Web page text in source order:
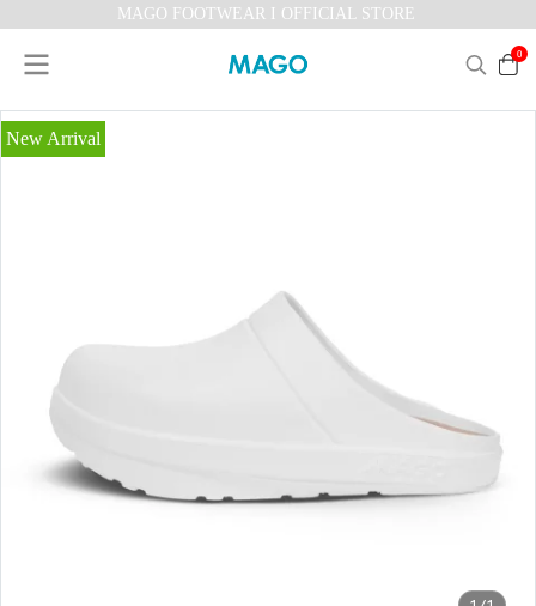
MAGO FOOTWEAR I OFFICIAL STORE
0
New Arrival